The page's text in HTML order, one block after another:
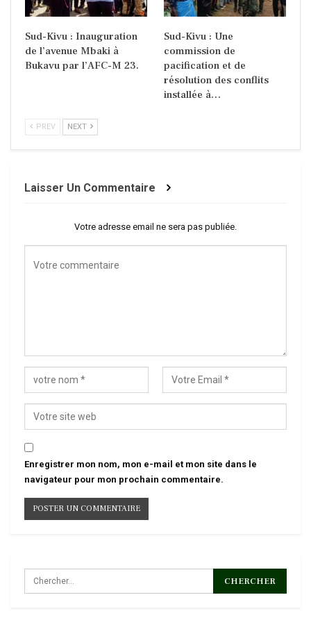
Sud-Kivu : Inauguration
de l’avenue Mbaki à
Bukavu par l’AFC-M 23.
Sud-Kivu : Une
commission de
pacification et de
résolution des conflits
installée à…
PREV NEXT
Laisser Un Commentaire
Votre adresse email ne sera pas publiée.
Enregistrer mon nom, mon e-mail et mon site dans le
navigateur pour mon prochain commentaire.